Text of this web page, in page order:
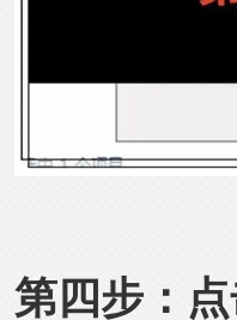
第四步：点